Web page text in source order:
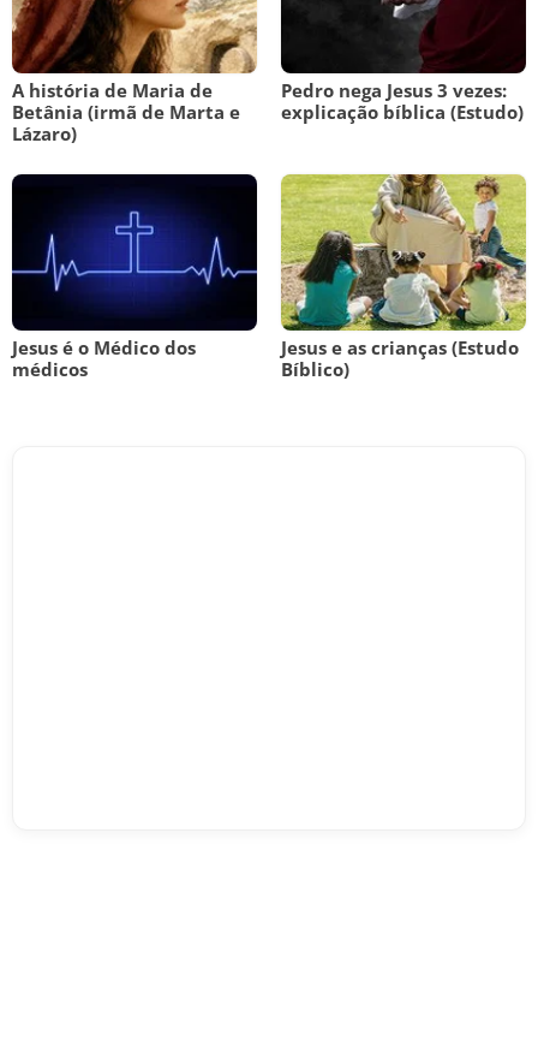
A história de Maria de
Betânia (irmã de Marta e
Lázaro)
Pedro nega Jesus 3 vezes:
explicação bíblica (Estudo)
Jesus é o Médico dos
médicos
Jesus e as crianças (Estudo
Bíblico)